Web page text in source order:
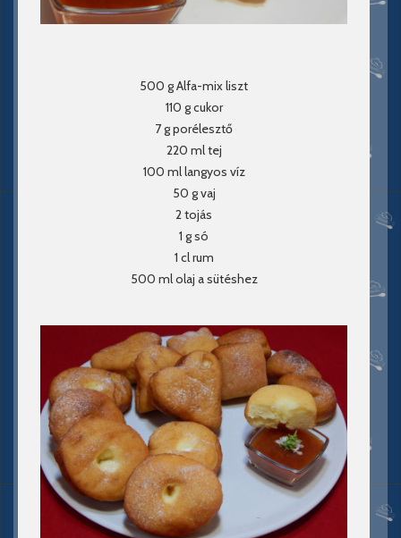
500 g Alfa-mix liszt
110 g cukor
7 g porélesztő
220 ml tej
100 ml langyos víz
50 g vaj
2 tojás
1 g só
1 cl rum
500 ml olaj a sütéshez